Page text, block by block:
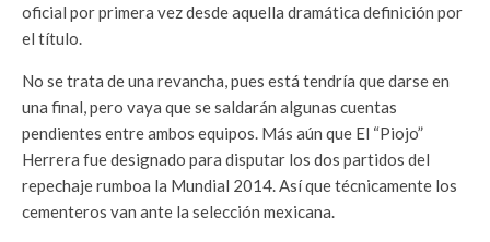
oficial por primera vez desde aquella dramática definición por
el título.
No se trata de una revancha, pues está tendría que darse en
una final, pero vaya que se saldarán algunas cuentas
pendientes entre ambos equipos. Más aún que El “Piojo”
Herrera fue designado para disputar los dos partidos del
repechaje rumboa la Mundial 2014. Así que técnicamente los
cementeros van ante la selección mexicana.